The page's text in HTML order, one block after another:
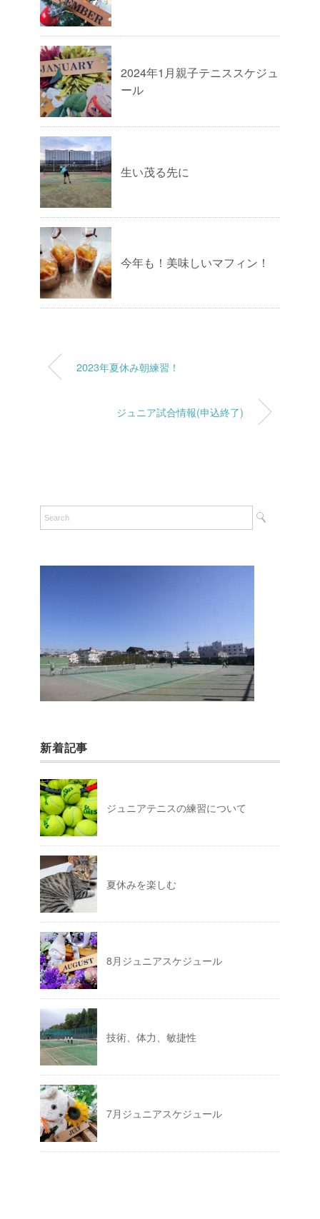
2024年1月親子テニススケジュ
ール
生い茂る先に
今年も！美味しいマフィン！
2023年夏休み朝練習！
ジュニア試合情報(申込終了)
新着記事
ジュニアテニスの練習について
夏休みを楽しむ
8月ジュニアスケジュール
技術、体力、敏捷性
7月ジュニアスケジュール